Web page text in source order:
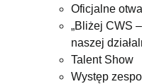
Oficjalne
„Bliżej CWS
naszej
Talent Show
Występ